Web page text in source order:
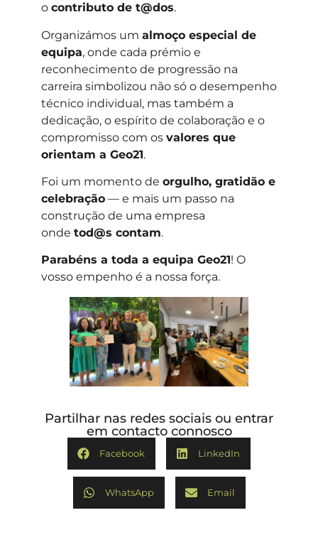
o contributo de t@dos.
Organizámos um almoço especial de
equipa, onde cada prémio e
reconhecimento de progressão na
carreira simbolizou não só o desempenho
técnico individual, mas também a
dedicação, o espírito de colaboração e o
compromisso com os valores que
orientam a Geo21.
Foi um momento de orgulho, gratidão e
celebração — e mais um passo na
construção de uma empresa
onde tod@s contam.
Parabéns a toda a equipa Geo21! O
vosso empenho é a nossa força.
Partilhar nas redes sociais ou entrar
em contacto connosco
Facebook LinkedIn
WhatsApp Email